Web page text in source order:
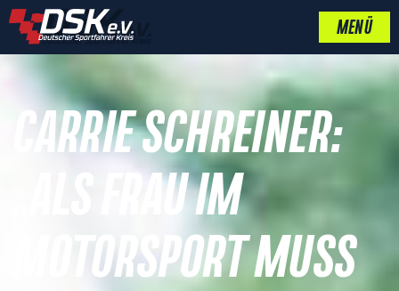
MENÜ
CARRIE SCHREINER:
„ALS FRAU IM
MOTORSPORT MUSS